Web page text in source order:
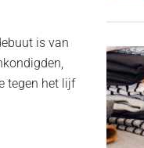
is van
tegen het lijf